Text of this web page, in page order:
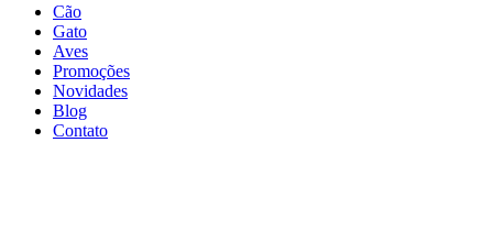
Cão
Gato
Aves
Promoções
Novidades
Blog
Contato